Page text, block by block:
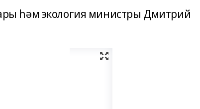
һәм экология министры Дмитрий